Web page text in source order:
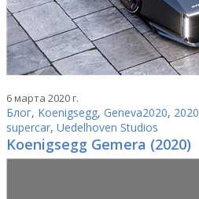
6 марта 2020 г.
Блог, Koenigsegg, Geneva2020, 2020
supercar, Uedelhoven Studios
Koenigsegg Gemera (2020)